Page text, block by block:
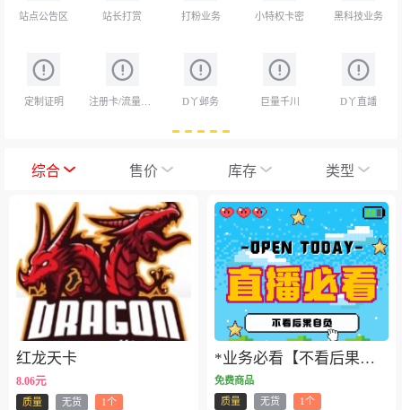
站点公告区 站长打赏 打粉业务 小特权卡密 黑科技业务
定制证明 D丫邺务 巨量千川 D丫直譒
综合 售价 库存 类型
默认降序
默认升序
红龙天卡
8.06元
质量 无货 1个
*业务必看【不看后果自负】
免费商品
质量
无货 1个